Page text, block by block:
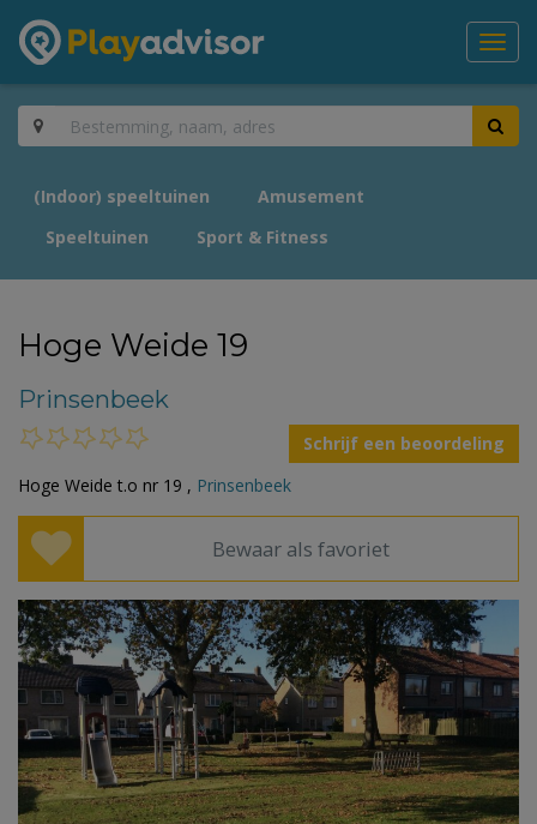
(Indoor) speeltuinen
Amusement
Speeltuinen
Sport & Fitness
Hoge Weide 19
Prinsenbeek
Schrijf een beoordeling
Hoge Weide t.o nr 19 , Prinsenbeek
Bewaar als favoriet